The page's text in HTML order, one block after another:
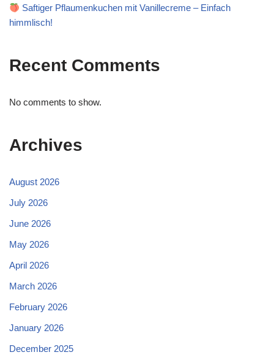
Saftiger Pflaumenkuchen mit Vanillecreme – Einfach
himmlisch!
Recent Comments
No comments to show.
Archives
August 2026
July 2026
June 2026
May 2026
April 2026
March 2026
February 2026
January 2026
December 2025